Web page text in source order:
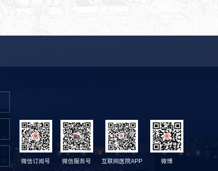
微信订阅号 微信服务号 互联网医院APP 微博